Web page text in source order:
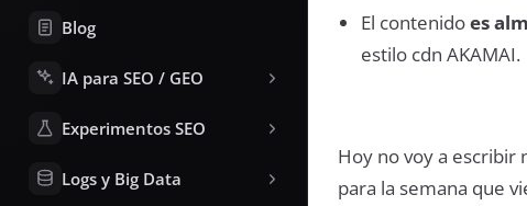
Blog
IA para SEO / GEO
Experimentos SEO
Logs y Big Data
El contenidoes
estilo cdn AKAMAI.
Hoy no voy a escribir
para la semana que